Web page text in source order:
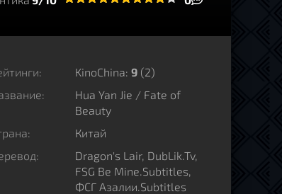
KinoChina: 9 (2)
Hua Yan Jie / Fate of
Beauty
Китай
Dragon's Lair, DubLik.Tv,
FSG Be Mine.Subtitles,
ФСГ Азалии.Subtitles